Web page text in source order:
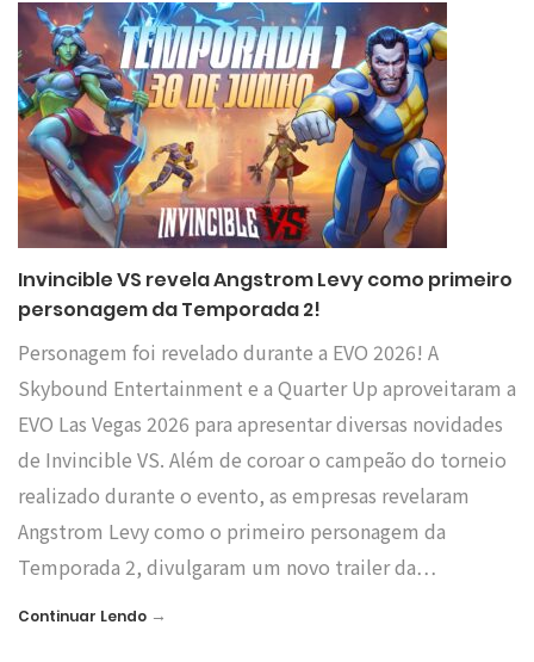
Invincible VS revela Angstrom Levy como primeiro
personagem da Temporada 2!
Personagem foi revelado durante a EVO 2026! A
Skybound Entertainment e a Quarter Up aproveitaram a
EVO Las Vegas 2026 para apresentar diversas novidades
de Invincible VS. Além de coroar o campeão do torneio
realizado durante o evento, as empresas revelaram
Angstrom Levy como o primeiro personagem da
Temporada 2, divulgaram um novo trailer da…
Continuar Lendo →